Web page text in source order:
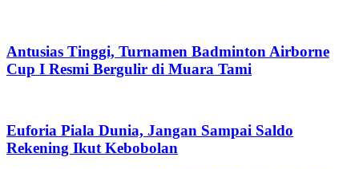
Antusias Tinggi, Turnamen Badminton Airborne
Cup I Resmi Bergulir di Muara Tami
Euforia Piala Dunia, Jangan Sampai Saldo
Rekening Ikut Kebobolan